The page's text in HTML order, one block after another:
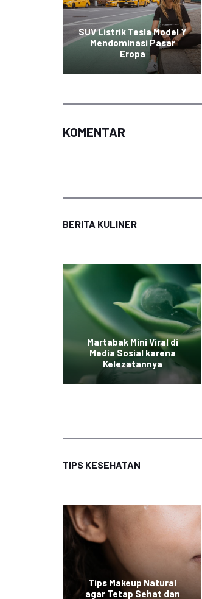
SUV Listrik Tesla Model Y
Mendominasi Pasar
Eropa
KOMENTAR
BERITA KULINER
Martabak Mini Viral di
Media Sosial karena
Kelezatannya
TIPS KESEHATAN
Tips Makeup Natural
agar Tetap Sehat dan